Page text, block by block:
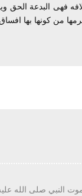
فهى البدعة الحق
من كونها بها
النبي صلى الله